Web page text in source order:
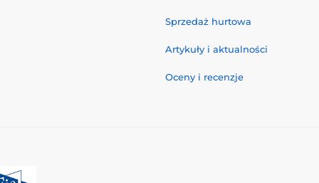
Sprzedaż hurtowa
Artykuły i aktualności
Oceny i recenzje